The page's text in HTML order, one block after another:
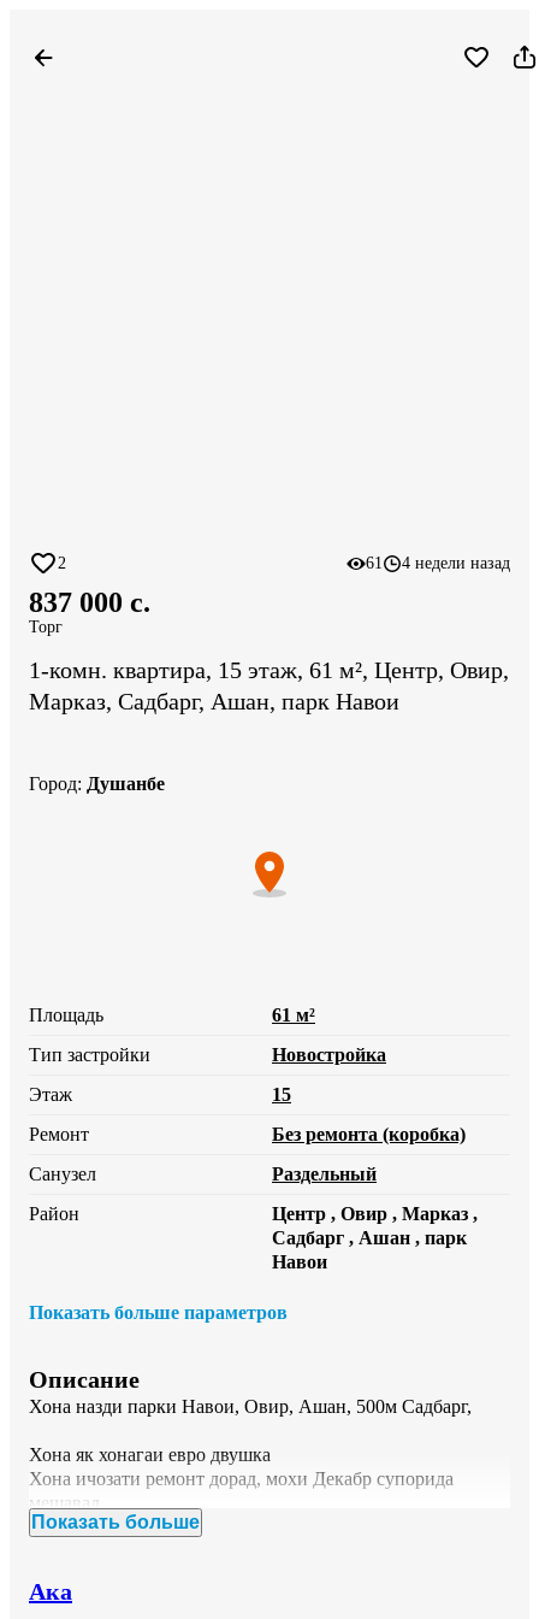
2 61 4 недели назад
837 000 c.
Торг
1-комн. квартира, 15 этаж, 61 м², Центр, Овир,
Марказ, Садбарг, Ашан, парк Навои
Город: Душанбе
Площадь
61 м²
Тип застройки
Новостройка
Этаж
15
Ремонт
Без ремонта (коробка)
Санузел
Раздельный
Район
Центр , Овир , Марказ ,
Садбарг , Ашан , парк
Навои
Показать больше параметров
Описание
Хона назди парки Навои, Овир, Ашан, 500м Садбарг,
Хона як хонагаи евро двушка
Хона ичозати ремонт дорад, мохи Декабр супорида
мешавад
15 этаж дар бинои 20 этажа
Показать больше
Ака